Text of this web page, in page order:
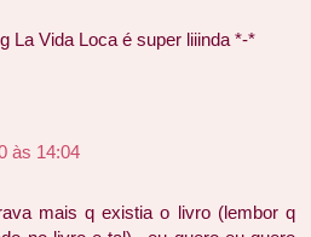
La Vida Loca é super liiinda *-*
às 14:04
mais q existia o livro (lembor q